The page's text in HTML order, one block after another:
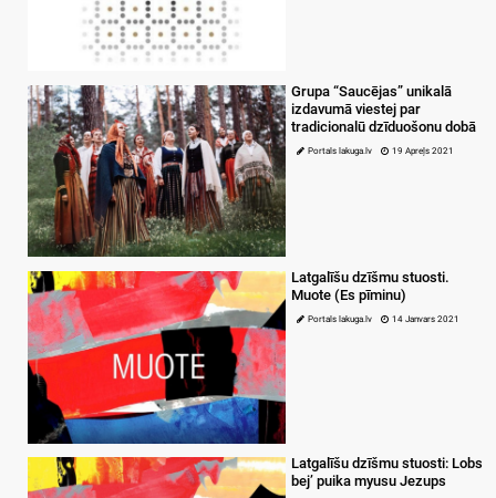
Grupa “Saucējas” unikalā
izdavumā viestej par
tradicionalū dzīduošonu dobā
Portals lakuga.lv 19 Apreļs 2021
Latgalīšu dzīšmu stuosti.
Muote (Es pīminu)
Portals lakuga.lv 14 Janvars 2021
Latgalīšu dzīšmu stuosti: Lobs
bej’ puika myusu Jezups